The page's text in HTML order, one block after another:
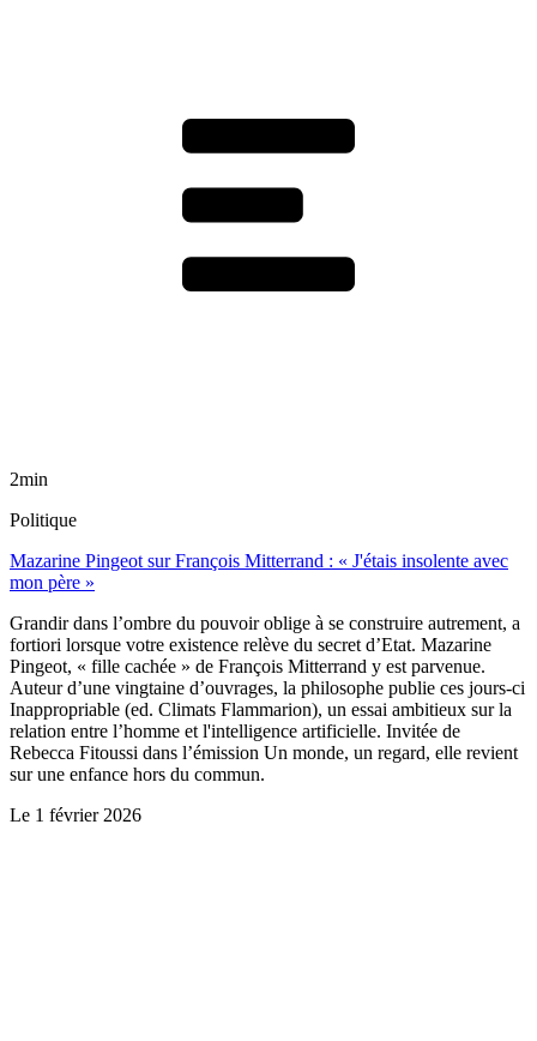
2min
Politique
Mazarine Pingeot sur François Mitterrand : « J'étais insolente avec
mon père »
Grandir dans l’ombre du pouvoir oblige à se construire autrement, a
fortiori lorsque votre existence relève du secret d’Etat. Mazarine
Pingeot, « fille cachée » de François Mitterrand y est parvenue.
Auteur d’une vingtaine d’ouvrages, la philosophe publie ces jours-ci
Inappropriable (ed. Climats Flammarion), un essai ambitieux sur la
relation entre l’homme et l'intelligence artificielle. Invitée de
Rebecca Fitoussi dans l’émission Un monde, un regard, elle revient
sur une enfance hors du commun.
Le 1 février 2026